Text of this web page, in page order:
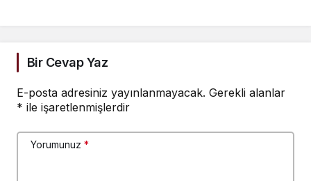
Bir Cevap Yaz
E-posta adresiniz yayınlanmayacak. Gerekli alanlar
* ile işaretlenmişlerdir
Yorumunuz *